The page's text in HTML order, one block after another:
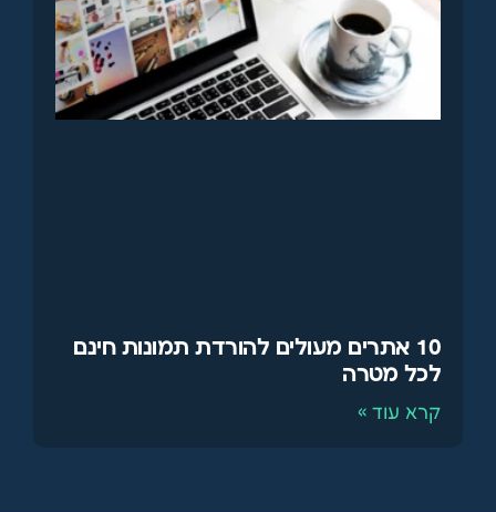
10 אתרים מעולים להורדת תמונות חינם
לכל מטרה
קרא עוד »